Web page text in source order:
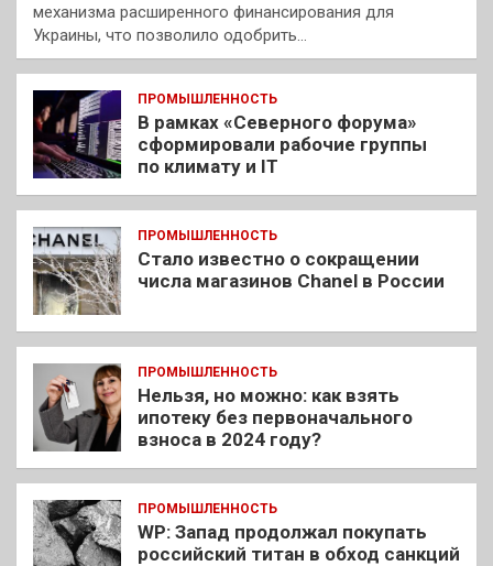
механизма расширенного финансирования для
Украины, что позволило одобрить…
ПРОМЫШЛЕННОСТЬ
В рамках «Северного форума»
сформировали рабочие группы
по климату и IT
ПРОМЫШЛЕННОСТЬ
Стало известно о сокращении
числа магазинов Chanel в России
ПРОМЫШЛЕННОСТЬ
Нельзя, но можно: как взять
ипотеку без первоначального
взноса в 2024 году?
ПРОМЫШЛЕННОСТЬ
WP: Запад продолжал покупать
российский титан в обход санкций